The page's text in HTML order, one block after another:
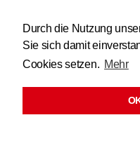
Durch die Nutzung
Sie sich damit
Cookies setzen. Mehr